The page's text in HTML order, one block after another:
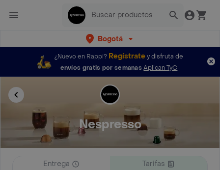
Bogotá
¿Nuevo en Rappi? Regístratey disfruta de
envíos gratis por semanas Aplican TyC
Nespresso
Entrega
Tarifas